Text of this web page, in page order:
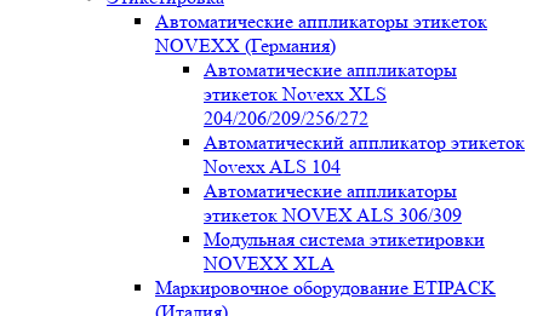
Автоматические аппликаторы этикеток
NOVEXX (Германия)
Автоматические аппликаторы
этикеток Novexx XLS
204/206/209/256/272
Автоматический аппликатор этикеток
Novexx ALS 104
Автоматические аппликаторы
этикеток NOVEX ALS 306/309
Модульная система этикетировки
NOVEXX XLA
Маркировочное оборудование ETIPACK